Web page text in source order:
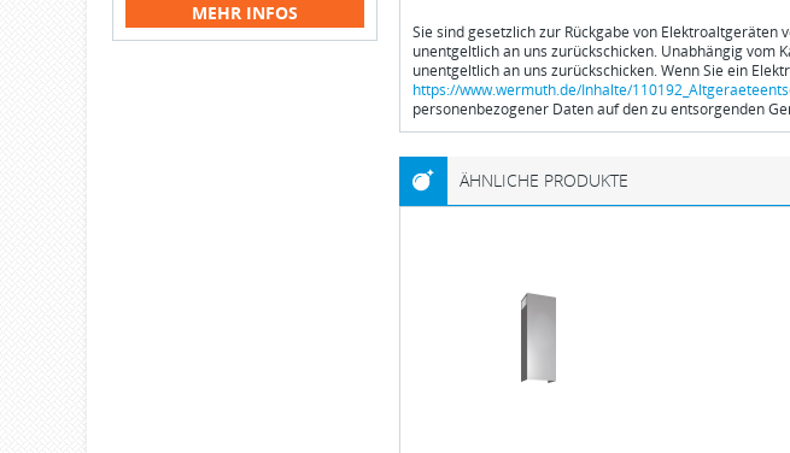
Sie sind gesetzlich zur Rückgabe von
unentgeltlich an uns zurückschicken. Unabhängig vom
unentgeltlich an uns zurückschicken. Wenn Sie ein
https://www.wermuth.de/Inhalte/
personenbezogener Daten auf den zu entsorgenden
ÄHNLICHE PRODUKTE
MEHR INFOS